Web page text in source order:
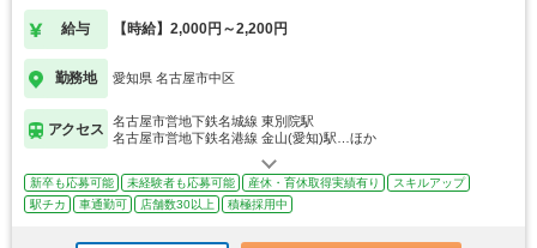
給与 【時給】2,000円～2,200円
勤務地 愛知県 名古屋市中区
アクセス
名古屋市営地下鉄名城線 東別院駅
名古屋市営地下鉄名港線 金山(愛知)駅…ほか
新卒も応募可能 未経験者も応募可能 産休・育休取得実績有り
スキルアップ
駅チカ
車通勤可 店舗数30以上 積極採用中